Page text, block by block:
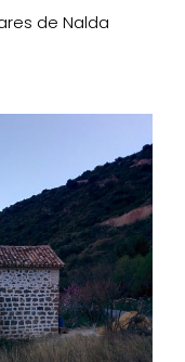
de Nalda